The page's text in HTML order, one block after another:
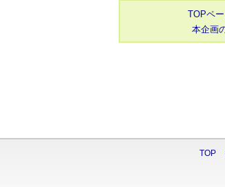
TOPペ
本企画
TOP